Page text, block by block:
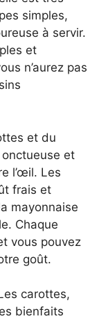
simples,
à servir.
et
n’aurez pas
et du
et
l’œil. Les
frais et
mayonnaise
Chaque
vous pouvez
goût.
carottes,
bienfaits